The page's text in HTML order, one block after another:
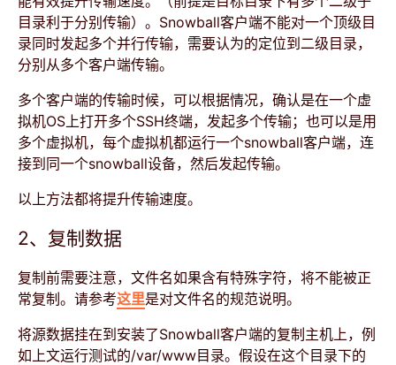
目录利于分别传输）。Snowball客户端不能对一个顶级目
录同时发起多个并行传输，需要认为的定位到二级目录，
分别从多个客户端传输。
多个客户端的传输时候，可以根据情况，确认是在一个虚
拟机OS上打开多个SSH终端，发起多个传输；也可以是用
多个虚拟机，每个虚拟机都运行一个snowball客户端，连
接到同一个snowball设备，然后发起传输。
以上方法都将提升传输速度。
2、复制数据
复制前需要注意，文件名如果含有特殊字符，将不能被正
常复制。请参考这里是对文件名的规范说明。
将源数据挂在到安装了Snowball客户端的复制主机上，例
如上文运行测试的/var/www目录。假设在这个目录下的